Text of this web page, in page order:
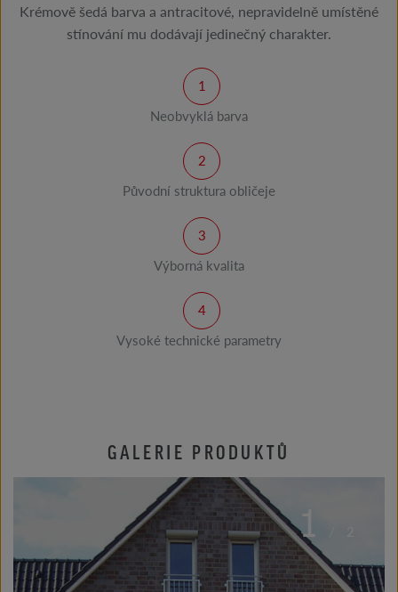
Krémově šedá barva a antracitové, nepravidelně umístěné
stínování mu dodávají jedinečný charakter.
Neobvyklá barva
Původní struktura obličeje
Výborná kvalita
Vysoké technické parametry
GALERIE PRODUKTŮ
1